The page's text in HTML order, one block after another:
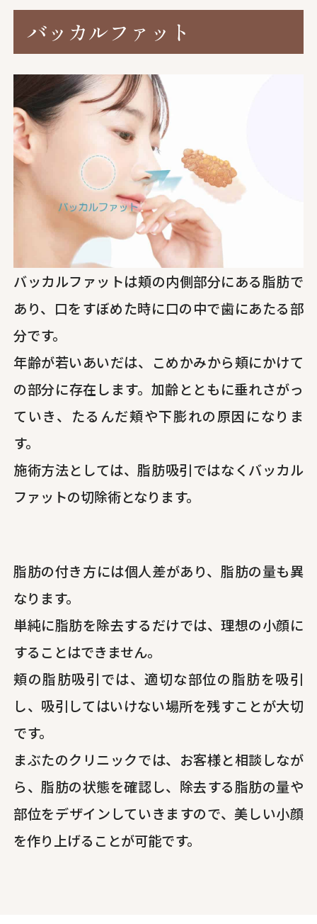
バッカルファット
バッカルファットは頬の内側部分にある脂肪で
あり、口をすぼめた時に口の中で歯にあたる部
分です。
年齢が若いあいだは、こめかみから頬にかけて
の部分に存在します。加齢とともに垂れさがっ
ていき、たるんだ頬や下膨れの原因になりま
す。
施術方法としては、脂肪吸引ではなくバッカル
ファットの切除術となります。
脂肪の付き方には個人差があり、脂肪の量も異
なります。
単純に脂肪を除去するだけでは、理想の小顔に
することはできません。
頬の脂肪吸引では、適切な部位の脂肪を吸引
し、吸引してはいけない場所を残すことが大切
です。
まぶたのクリニックでは、お客様と相談しなが
ら、脂肪の状態を確認し、除去する脂肪の量や
部位をデザインしていきますので、美しい小顔
を作り上げることが可能です。